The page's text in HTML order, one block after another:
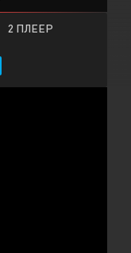
пароль
2 ПЛЕЕР